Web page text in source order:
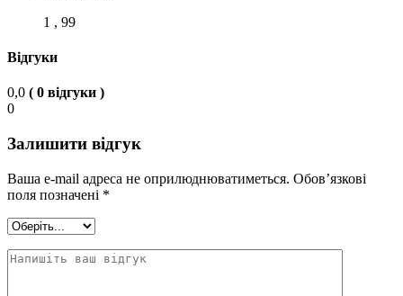
1 , 99
Відгуки
0,0 ( 0 відгуки )
0
Залишити відгук
Ваша e-mail адреса не оприлюднюватиметься. Обов’язкові
поля позначені *